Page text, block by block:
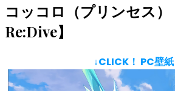
コッコロ（プリンセス
Re:Dive】
↓CLICK！ PC壁紙